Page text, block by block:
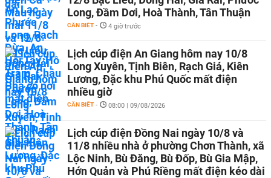
Long, Đầm Dơi, Hoà Thành, Tân Thuận
CẦN BIẾT - 4 giờ trước
Lịch cúp điện An Giang hôm nay 10/8
Long Xuyên, Tịnh Biên, Rạch Giá, Kiên
Lương, Đặc khu Phú Quốc mất điện
nhiều giờ
CẦN BIẾT - 08:00 | 09/08/2026
Lịch cúp điện Đồng Nai ngày 10/8 và
11/8 nhiều nhà ở phường Chơn Thành, xã
Lộc Ninh, Bù Đăng, Bù Đốp, Bù Gia Mập,
Hớn Quản và Phú Riềng mất điện kéo dài